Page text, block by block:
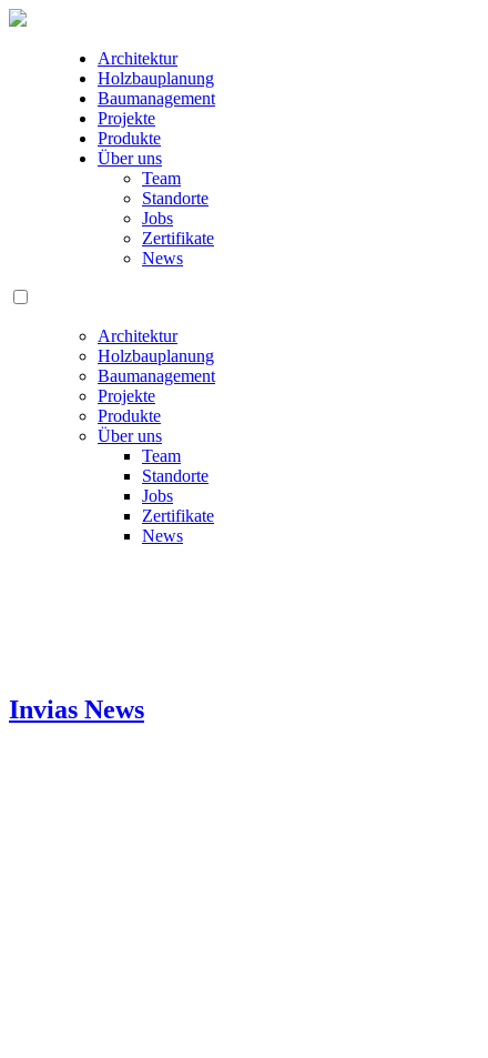
Architektur
Holzbauplanung
Baumanagement
Projekte
Produkte
Über uns
Team
Standorte
Jobs
Zertifikate
News
Architektur
Holzbauplanung
Baumanagement
Projekte
Produkte
Über uns
Team
Standorte
Jobs
Zertifikate
News
Invias News